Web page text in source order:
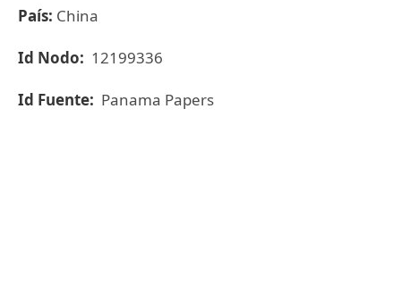
País: China
Id Nodo: 12199336
Id Fuente: Panama Papers